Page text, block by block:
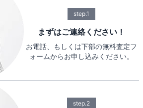
step.1
まずはご連絡ください！
お電話、もしくは下部の無料査定フ
ォームからお申し込みください。
step.2